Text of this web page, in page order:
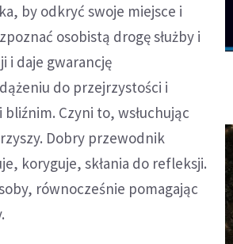
by odkryć swoje miejsce i
osobistą drogę służby i
i daje gwarancję
do przejrzystości i
bliźnim. Czyni to, wsłuchując
Dobry przewodnik
koryguje, skłania do refleksji.
równocześnie pomagając